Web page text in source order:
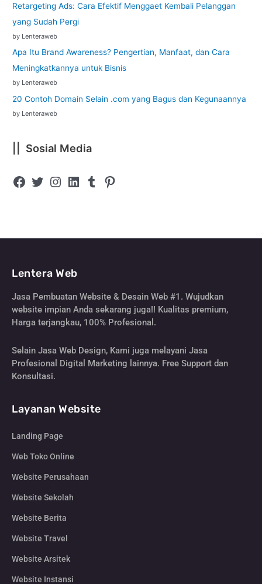
Retargeting Ads: Cara Efektif Menggaet Kembali Pelanggan
yang Sudah Pergi
by Lenteraweb
Apa Itu Brand Awareness? Pengertian, Manfaat, dan Cara
Meningkatkannya untuk Bisnis
by Lenteraweb
20 Contoh Domain Selain .com yang Bagus dan Kegunaannya
by Lenteraweb
|| Sosial Media
Lentera Web
Jasa Pembuatan Website & Desain Web #1. Wujudkan
website impian Anda sekarang juga!! Kualitas premium,
Harga terjangkau, 100% Profesional.
Selain Jasa Web Design, Kami juga melayani Jasa
Profesional Digital Marketing lainnya. Free Support dan
Konsultasi.
Layanan Website
Landing Page
Web Toko Online
Website Perusahaan
Website Sekolah
Website Berita
Website Travel
Website Arsitek
Website Instansi